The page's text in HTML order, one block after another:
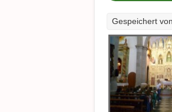
Gespeichert von